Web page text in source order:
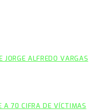
ALFREDO VARGAS
A 70 CIFRA DE VÍCTIMAS